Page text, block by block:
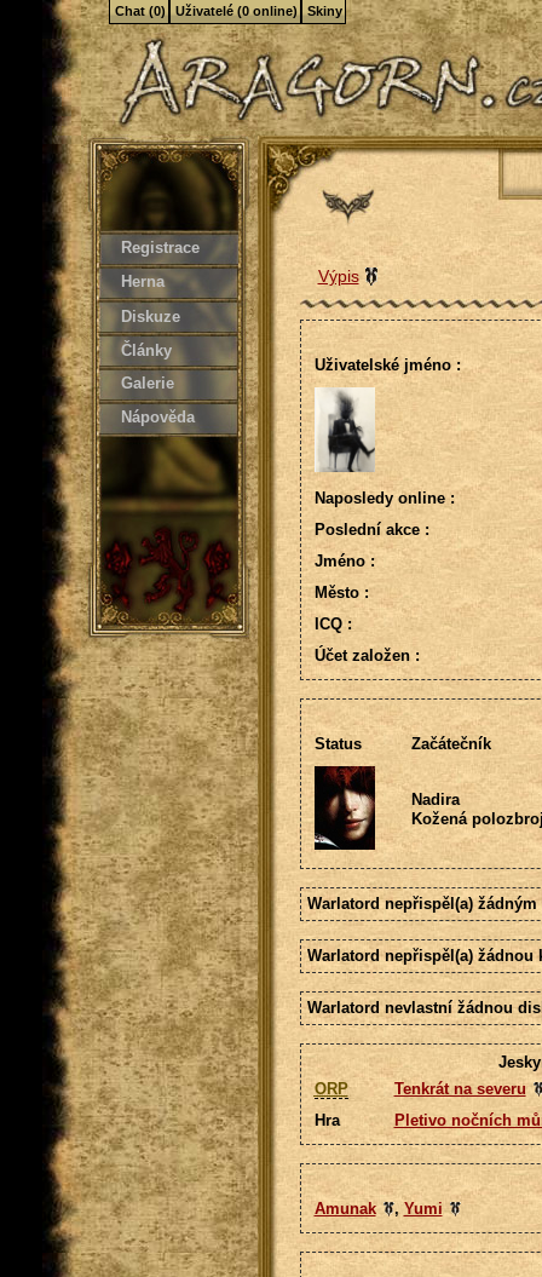
Registrace
Herna
Diskuze
Články
Galerie
Nápověda
Výpis
Uživatelské jméno :
Naposledy online :
Poslední akce :
Jméno :
Město :
ICQ :
Účet založen :
Status Začátečník
Nadira
Kožená
Warlatord nepřispěl(a) žádným
Warlatord nepřispěl(a) žádnou
Warlatord nevlastní žádnou
ORP
Tenkrát na severu
Hra
Pletivo nočních
Amunak , Yumi
Chat (0) Uživatelé (0 online) Skiny